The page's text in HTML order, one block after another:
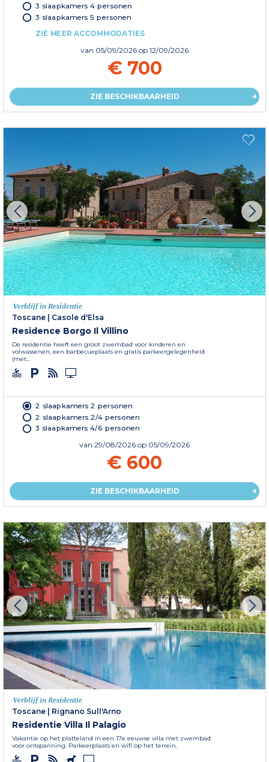
3 slaapkamers 4 personen
3 slaapkamers 5 personen
ZIE MEER ACCOMMODATIES
van 05/09/2026 op 12/09/2026
€ 700
ZIE BESCHIKBAARHEID
Verblijf in Residentie
Toscane | Casole d'Elsa
Residence Borgo Il Villino
De residentie heeft een groot zwembad voor kinderen en
volwassenen, een barbecueplaats en gratis parkeergelegenheid
(met...
2 slaapkamers 2 personen
2 slaapkamers 2/4 personen
3 slaapkamers 4/6 personen
van 29/08/2026 op 05/09/2026
€ 600
ZIE BESCHIKBAARHEID
Verblijf in Residentie
Toscane | Rignano Sull'Arno
Residentie Villa Il Palagio
Vakantie op het platteland in een 17e eeuwse villa met zwembad
voor ontspanning. Parkeerplaats en wifi op het terrein.